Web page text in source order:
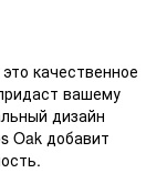
качественное
вашему
дизайн
Oak добавит